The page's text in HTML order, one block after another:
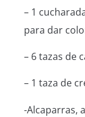
– 1
para dar
– 6 tazas de
– 1 taza de
-Alcaparras,